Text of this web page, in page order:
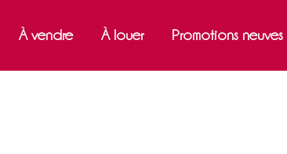
À vendre À louer Promotions neuves